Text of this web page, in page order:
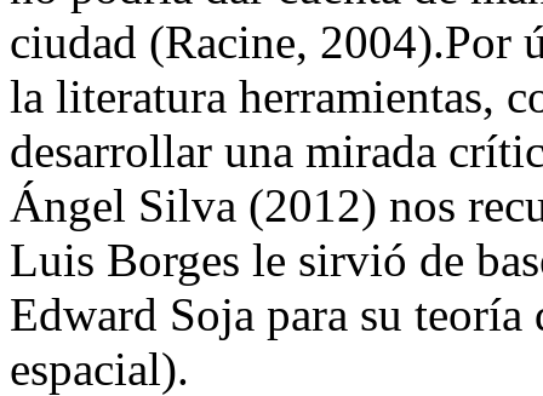
ciudad (Racine, 2004).Por
la literatura herramientas,
desarrollar una mirada
Ángel Silva (2012) nos
Luis Borges le sirvió de
Edward Soja para su
espacial).